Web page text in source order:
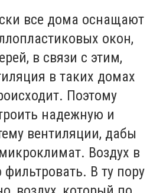
все дома оснащают
окон,
в связи с этим,
в таких домах
Поэтому
надежную и
вентиляции, дабы
Воздух в
В ту пору